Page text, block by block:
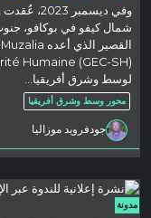
وفي
شمال كيفو في بوكافو،
لوسط وشرق أفريقيا...
محور وسط وشرق أفريقيا
جودفرويد موزاليا
مدونة